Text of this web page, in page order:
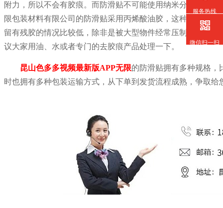
附力，所以不会有胶痕。而防滑贴不可能使用纳米分子，所
限包装材料有限公司的防滑贴采用丙烯酸油胶，这种油胶拥
留有残胶的情况比较低，除非是被大型物件经常压制的地方
议大家用油、水或者专门的去胶痕产品处理一下。
昆山色多多视频最新版APP无限的防滑贴拥有多种规格，
时也拥有多种包装运输方式，从下单到发货流程成熟，争取
服务热线
微信扫一扫